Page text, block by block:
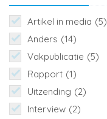
Artikel in media (5)
Anders (14)
Vakpublicatie (5)
Rapport (1)
Uitzending (2)
Interview (2)